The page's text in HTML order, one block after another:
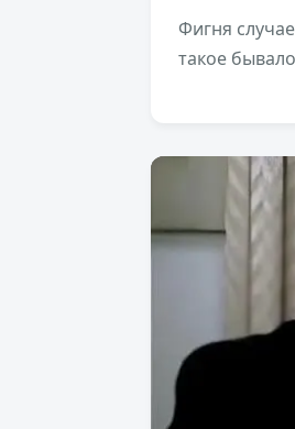
Фигня
такое